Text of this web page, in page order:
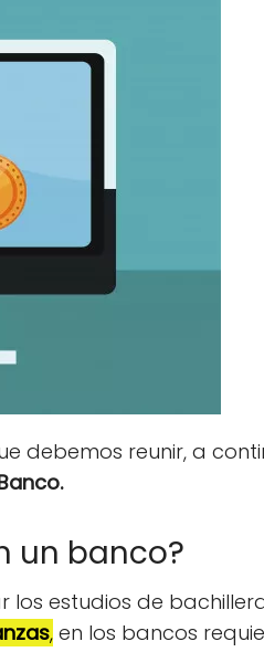
debemos reunir, a
un banco?
los estudios de
, en los bancos